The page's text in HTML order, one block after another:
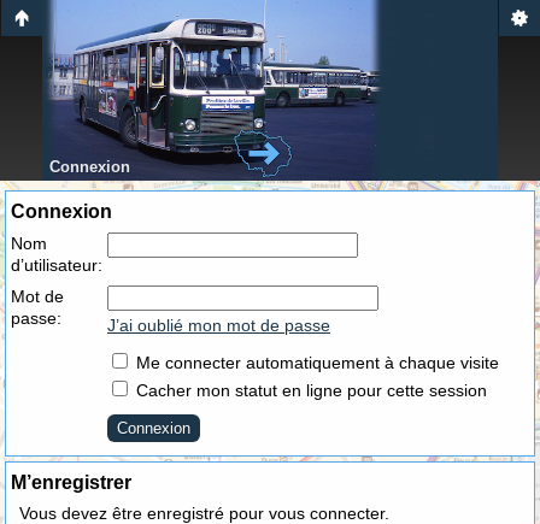
Connexion
Connexion
Nom
d’utilisateur:
Mot de
passe:
J’ai oublié mon mot de passe
Me connecter automatiquement à chaque visite
Cacher mon statut en ligne pour cette session
M’enregistrer
Vous devez être enregistré pour vous connecter.